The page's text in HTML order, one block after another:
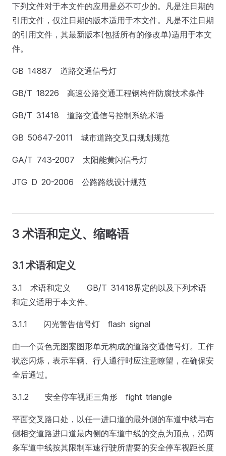
下列文件对于本文件的应用是必不可少的。凡是注日期的
引用文件，仅注日期的版本适用于本文件。凡是不注日期
的引用文件，其最新版本(包括所有的修改单)适用于本文
件。
GB 14887 道路交通信号灯
GB/T 18226 高速公路交通工程钢构件防腐技术条件
GB/T 31418 道路交通信号控制系统术语
GB 50647-2011 城市道路交叉口规划规范
GA/T 743-2007 太阳能黄闪信号灯
JTG D 20-2006 公路路线设计规范
3 术语和定义、缩略语
3.1 术语和定义
3.1 术语和定义 GB/T 31418界定的以及下列术语
和定义适用于本文件。
3.1.1 闪光警告信号灯 flash signal
由一个黄色无图案图形单元构成的道路交通信号灯。工作
状态闪烁，表示车辆、行人通行时应注意瞭望，在确保安
全后通过。
3.1.2 安全停车视距三角形 fight triangle
平面交叉路口处，以任一进口道的最外侧的车道中线与右
侧相交道路进口道最内侧的车道中线的交点为顶点，沿两
条车道中线按其限制车速行驶所需要的安全停车视距长度